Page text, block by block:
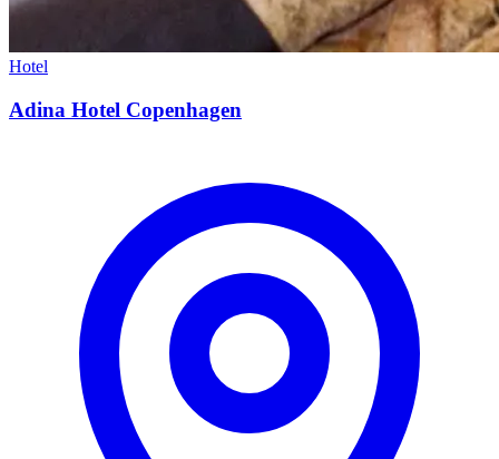
Hotel
Adina Hotel Copenhagen